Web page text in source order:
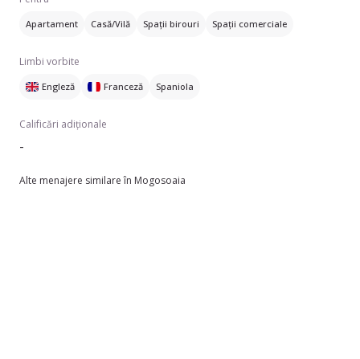
Apartament Casă/Vilă Spații birouri Spații comerciale
Limbi vorbite
Engleză Franceză Spaniola
Calificări adiționale
-
Alte menajere similare în Mogosoaia